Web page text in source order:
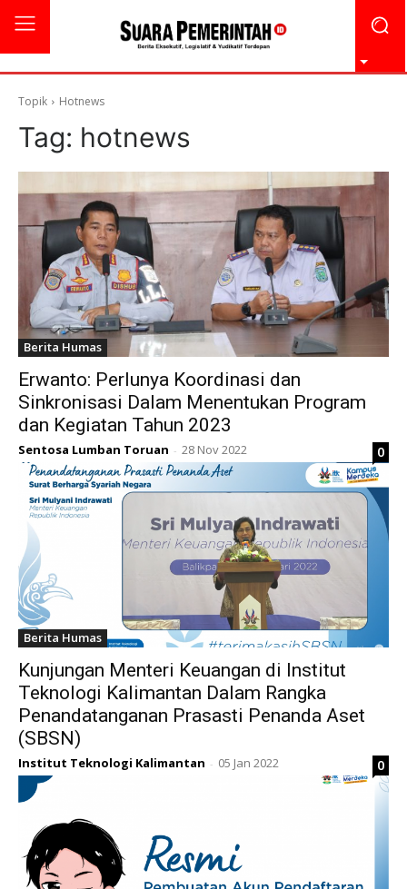
Topik Hotnews
Tag: hotnews
Berita Humas
Erwanto: Perlunya Koordinasi dan
Sinkronisasi Dalam Menentukan Program
dan Kegiatan Tahun 2023
Sentosa Lumban Toruan - 28 Nov 2022 0
Berita Humas
Kunjungan Menteri Keuangan di Institut
Teknologi Kalimantan Dalam Rangka
Penandatanganan Prasasti Penanda Aset
(SBSN)
Institut Teknologi Kalimantan - 05 Jan 2022 0